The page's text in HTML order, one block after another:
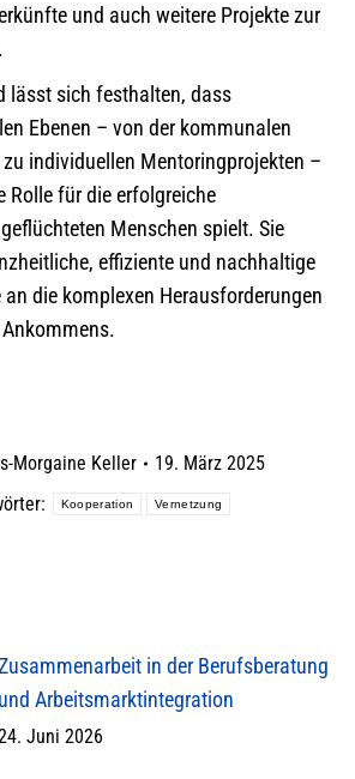
und auch weitere Projekte zur
lässt sich festhalten, dass
Ebenen – von der kommunalen
individuellen Mentoringprojekten –
Rolle für die erfolgreiche
Menschen spielt. Sie
effiziente und nachhaltige
an die komplexen Herausforderungen
Morgaine Keller
19. März 2025
Kooperation Vernetzung
in der Berufsberatung
und Arbeitsmarktintegration
Juni 2026